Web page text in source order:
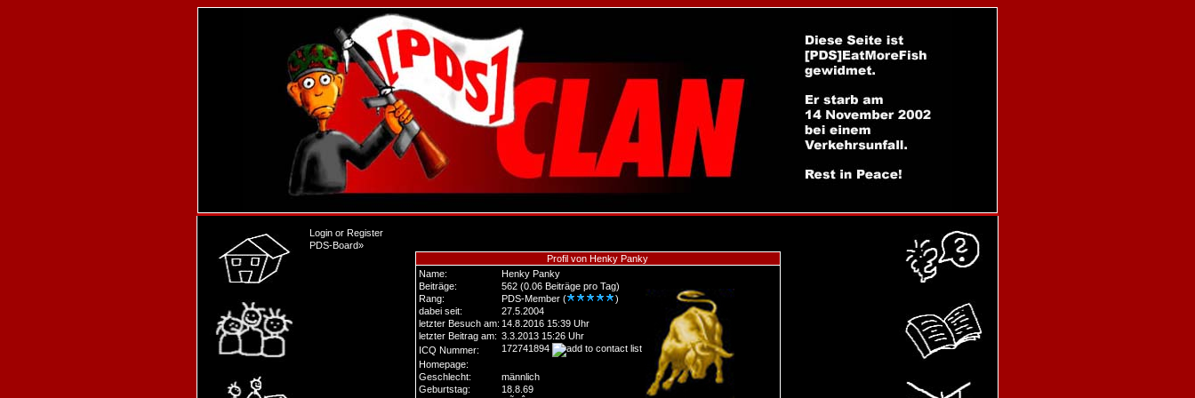
Login or Register
PDS-Board»
Profil von Henky Panky
Name:
Henky Panky
Beiträge:
562 (0.06 Beiträge pro Tag)
Rang:
PDS-Member (
)
dabei seit:
27.5.2004
letzter Besuch am: 14.8.2016 15:39 Uhr
letzter Beitrag am: 3.3.2013 15:26 Uhr
ICQ Nummer:
172741894
Homepage:
Geschlecht:
männlich
Geburtstag:
18.8.69